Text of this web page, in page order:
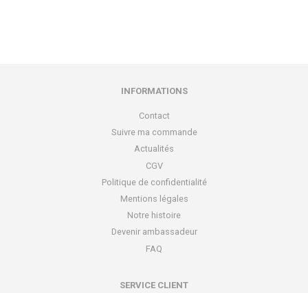
INFORMATIONS
Contact
Suivre ma commande
Actualités
CGV
Politique de confidentialité
Mentions légales
Notre histoire
Devenir ambassadeur
FAQ
SERVICE CLIENT